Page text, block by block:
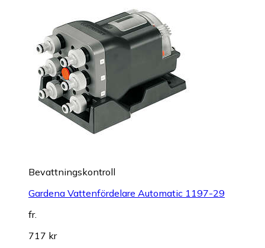
Bevattningskontroll
Gardena Vattenfördelare Automatic 1197-29
fr.
717 kr